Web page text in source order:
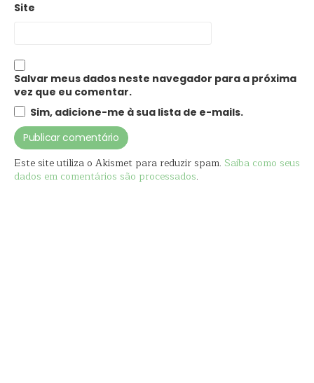
Site
Salvar meus dados neste navegador para a próxima
vez que eu comentar.
Sim, adicione-me à sua lista de e-mails.
Este site utiliza o Akismet para reduzir spam. Saiba como seus
dados em comentários são processados.